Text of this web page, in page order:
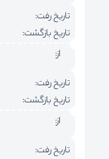
تاریخ رفت:
تاریخ بازگشت:
از:
تاریخ رفت:
تاریخ بازگشت:
از:
تاریخ رفت: